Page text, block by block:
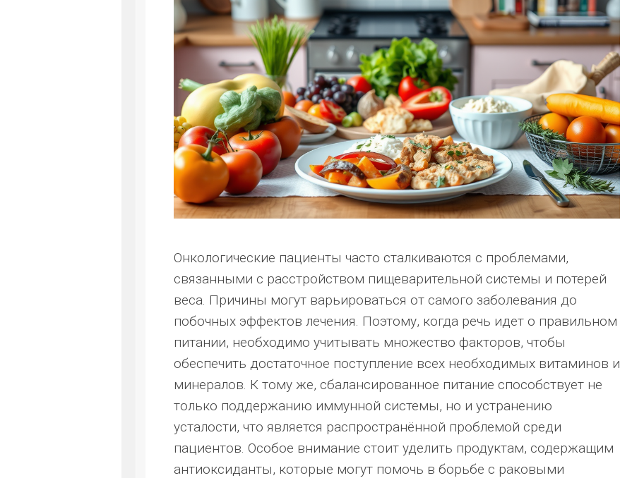
Онкологические пациенты часто сталкиваются с проблемами,
связанными с расстройством пищеварительной системы и потерей
веса. Причины могут варьироваться от самого заболевания до
побочных эффектов лечения. Поэтому, когда речь идет о правильном
питании, необходимо учитывать множество факторов, чтобы
обеспечить достаточное поступление всех необходимых витаминов и
минералов. К тому же, сбалансированное питание способствует не
только поддержанию иммунной системы, но и устранению
усталости, что является распространённой проблемой среди
пациентов. Особое внимание стоит уделить продуктам, содержащим
антиоксиданты, которые могут помочь в борьбе с раковыми